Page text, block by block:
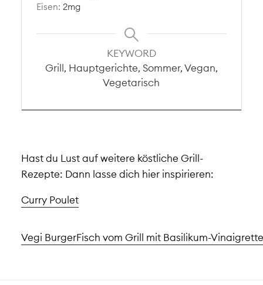
Eisen:2mg
KEYWORD
Grill, Hauptgerichte, Sommer, Vegan,
Vegetarisch
Hast du Lust auf weitere köstliche Grill-
Rezepte: Dann lasse dich hier inspirieren:
Curry Poulet
Vegi BurgerFisch vom Grill mit Basilikum-Vinaigrette